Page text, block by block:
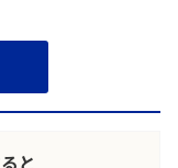
と